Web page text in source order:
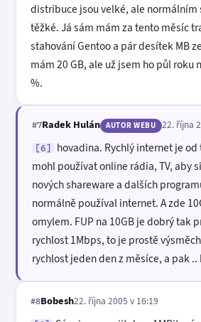
distribuce jsou velké, ale normálním
těžké. Já sám mám za tento měsíc
stahování Gentoo a pár desítek MB
mám 20 GB, ale už jsem ho půl roku
%.
#7Radek Hulán AUTOR WEBU 22. října
[6]
hovadina. Rychlý internet je
mohl používat online rádia, TV, aby
nových shareware a dalších
normálně používal internet. A zde
omylem. FUP na 10GB je dobrý tak
rychlost 1Mbps, to je prostě
rychlost jeden den z měsíce, a pak ..
#8Bobesh22. října 2005 v 16:19